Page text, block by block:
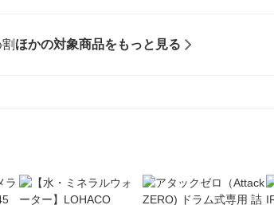
ほかの対象商品をもっと見る